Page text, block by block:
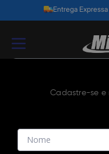
Entrega
Cadastre-se e